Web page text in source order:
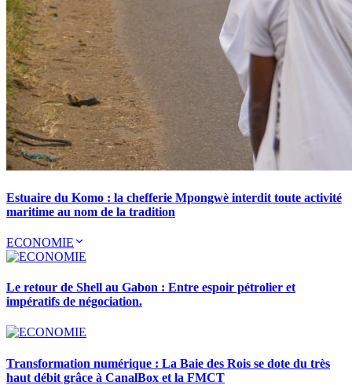
Estuaire du Komo : la chefferie Mpongwè interdit toute activité
maritime au nom de la tradition
ECONOMIE
Le retour de Shell au Gabon : Entre espoir pétrolier et
impératifs de négociation.
Transformation numérique : La Baie des Rois se dote du très
haut débit grâce à CanalBox et la FMCT